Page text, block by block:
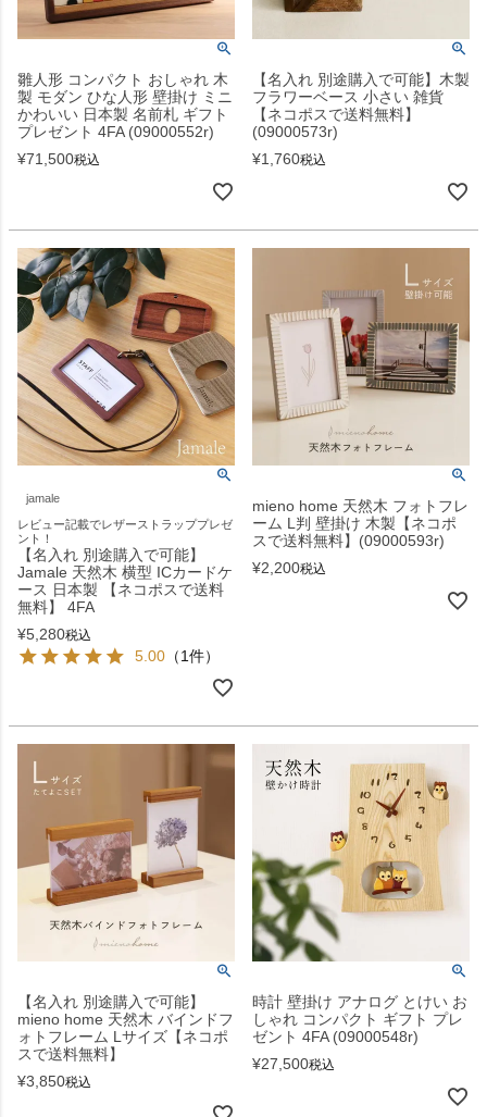
雛人形 コンパクト おしゃれ 木
製 モダン ひな人形 壁掛け ミニ
かわいい 日本製 名前札 ギフト
プレゼント 4FA (09000552r)
¥71,500税込
【名入れ 別途購入で可能】木製
フラワーベース 小さい 雑貨
【ネコポスで送料無料】
(09000573r)
¥1,760税込
jamale
レビュー記載でレザーストラッププレゼ
ント！
【名入れ 別途購入で可能】
Jamale 天然木 横型 ICカードケ
ース 日本製 【ネコポスで送料
無料】 4FA
¥5,280税込
5.00 （1件）
mieno home 天然木 フォトフレ
ーム L判 壁掛け 木製【ネコポ
スで送料無料】(09000593r)
¥2,200税込
【名入れ 別途購入で可能】
mieno home 天然木 バインドフ
ォトフレーム Lサイズ【ネコポ
スで送料無料】
¥3,850税込
時計 壁掛け アナログ とけい お
しゃれ コンパクト ギフト プレ
ゼント 4FA (09000548r)
¥27,500税込